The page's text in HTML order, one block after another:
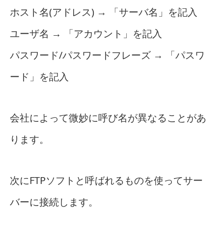
ホスト名(アドレス) → 「サーバ名」を記入
ユーザ名 → 「アカウント」を記入
パスワード/パスワードフレーズ → 「パスワ
ード」を記入
会社によって微妙に呼び名が異なることがあ
ります。
次にFTPソフトと呼ばれるものを使ってサー
バーに接続します。